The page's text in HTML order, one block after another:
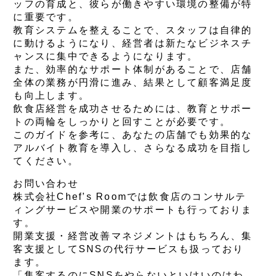
ッフの育成と、彼らが働きやすい環境の整備が特
に重要です。
教育システムを整えることで、スタッフは自律的
に動けるようになり、経営者は新たなビジネスチ
ャンスに集中できるようになります。
また、効率的なサポート体制があることで、店舗
全体の業務が円滑に進み、結果として顧客満足度
も向上します。
飲食店経営を成功させるためには、教育とサポー
トの両輪をしっかりと回すことが必要です。
このガイドを参考に、あなたの店舗でも効果的な
アルバイト教育を導入し、さらなる成功を目指し
てください。
お問い合わせ
株式会社Chef’s Roomでは飲食店のコンサルテ
ィングサービスや開業のサポートも行っておりま
す。
開業支援・経営改善マネジメントはもちろん、集
客支援としてSNSの代行サービスも扱っており
ます。